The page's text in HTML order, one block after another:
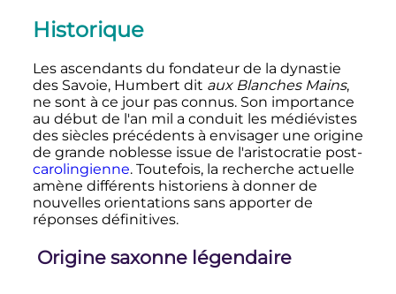
Historique
Les ascendants du fondateur de la dynastie
des Savoie, Humbert dit aux Blanches Mains,
ne sont à ce jour pas connus. Son importance
au début de l'an mil a conduit les médiévistes
des siècles précédents à envisager une origine
de grande noblesse issue de l'aristocratie post-
carolingienne. Toutefois, la recherche actuelle
amène différents historiens à donner de
nouvelles orientations sans apporter de
réponses définitives.
Origine saxonne légendaire